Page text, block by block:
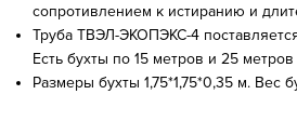
сопротивлением к истиранию и
Труба ТВЭЛ-ЭКОПЭКС-4
Есть бухты по 15 метров и 25 метров
Размеры бухты 1,75*1,75*0,35 м. Вес